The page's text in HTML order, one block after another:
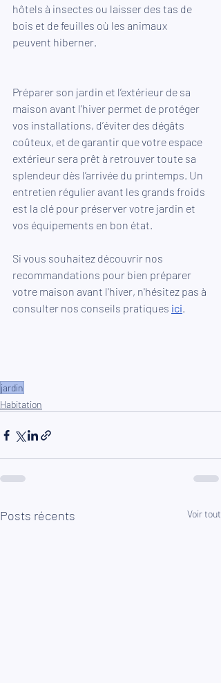
hôtels à insectes ou laisser des tas de
bois et de feuilles où les animaux
peuvent hiberner.
Préparer son jardin et l’extérieur de sa
maison avant l’hiver permet de protéger
vos installations, d’éviter des dégâts
coûteux, et de garantir que votre espace
extérieur sera prêt à retrouver toute sa
splendeur dès l’arrivée du printemps. Un
entretien régulier avant les grands froids
est la clé pour préserver votre jardin et
vos équipements en bon état.
Si vous souhaitez découvrir nos
recommandations pour bien préparer
votre maison avant l'hiver, n'hésitez pas à
consulter nos conseils pratiques ici.
jardin
Habitation
Posts récents Voir tout